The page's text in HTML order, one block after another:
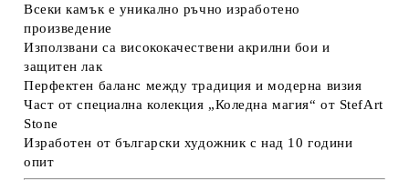
Всеки камък е уникално ръчно изработено
произведение
Използвани са висококачествени акрилни бои и
защитен лак
Перфектен баланс между традиция и модерна визия
Част отспециална колекция „Коледна магия“ от StefArt
Stone
Изработен отбългарски художник с над 10 години
опит